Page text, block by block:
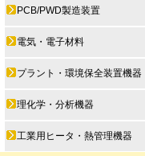
PCB/PWD製造装置
電気・電子材料
プラント・環境保全装置機器
理化学・分析機器
工業用ヒータ・熱管理機器